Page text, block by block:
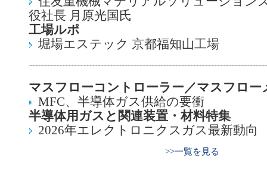
役社長 月原光国氏
工場ルポ
堀場エステック 京都福知山工場
マスフローコントローラー／マスフロー
MFC、半導体ガス供給の要衝
半導体用ガスと関連装置・材料特集
2026年エレクトロニクスガス最新動向
>>一覧を見る